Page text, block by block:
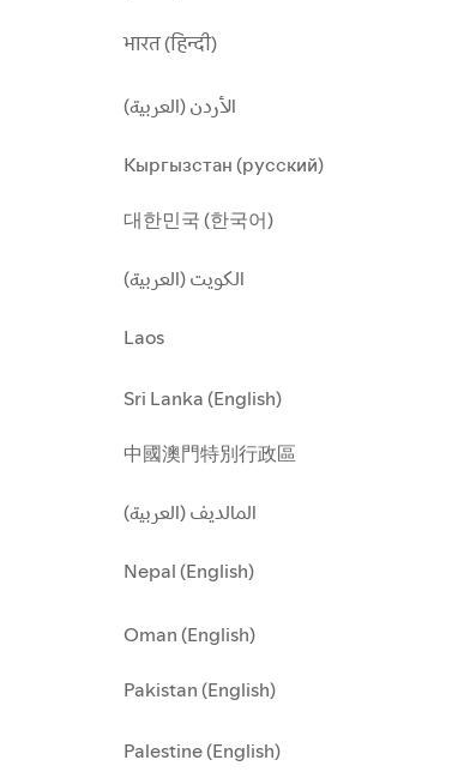
भारत (हिन्दी)
الأردن (العربية)
Кыргызстан (русский)
대한민국 (한국어)
الكويت (العربية)
Laos
Sri Lanka (English)
中國澳門特別行政區
المالديف (العربية)
Nepal (English)
Oman (English)
Pakistan (English)
Palestine (English)